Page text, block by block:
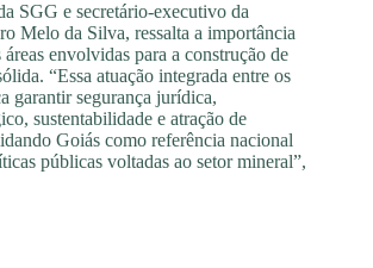
SGG e secretário-executivo da
Melo da Silva, ressalta a importância
envolvidas para a construção de
“Essa atuação integrada entre os
garantir segurança jurídica,
sustentabilidade e atração de
Goiás como referência nacional
públicas voltadas ao setor mineral”,